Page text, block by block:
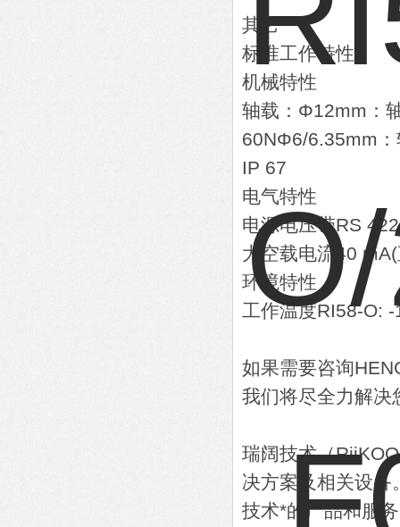
其它
标准工作特性
机械特性
轴载：Φ12mm：
60NΦ6/6.35mm：
IP 67
电气特性
电源电压带RS
大空载电流40
环境特性
工作温度RI58-O:
如果需要咨询
我们将尽全力解决
瑞阔技术（
决方案及相关设备
技术*的产品和服